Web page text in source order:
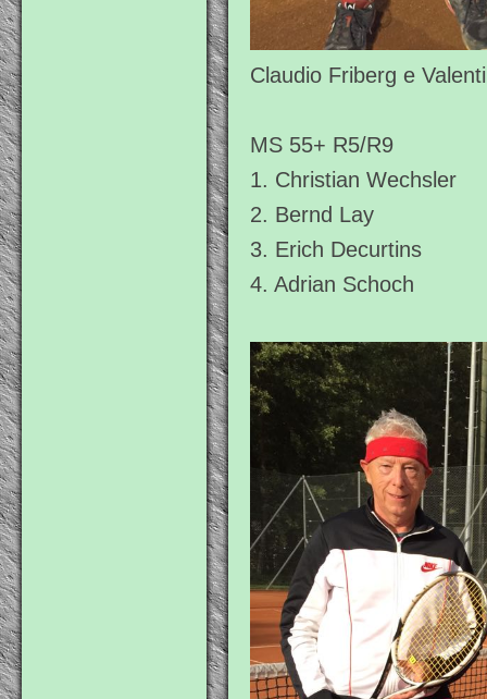
Claudio Friberg e
MS 55+ R5/R9
1. Christian Wechsler
2. Bernd Lay
3. Erich Decurtins
4. Adrian Schoch